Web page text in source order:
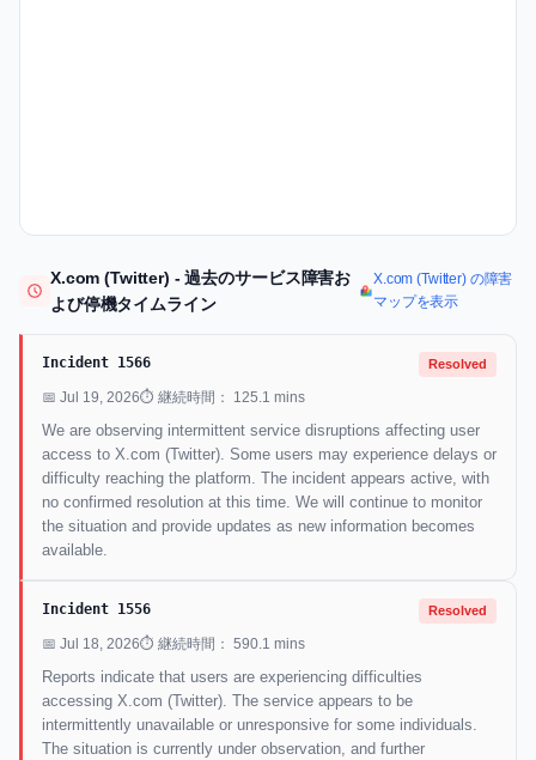
X.com (Twitter) - 過去のサービス障害お
よび停機タイムライン
X.com (Twitter) の障害
マップを表示
Incident 1566 Resolved
📅 Jul 19, 2026⏱ 継続時間： 125.1 mins
We are observing intermittent service disruptions affecting user
access to X.com (Twitter). Some users may experience delays or
difficulty reaching the platform. The incident appears active, with
no confirmed resolution at this time. We will continue to monitor
the situation and provide updates as new information becomes
available.
Incident 1556 Resolved
📅 Jul 18, 2026⏱ 継続時間： 590.1 mins
Reports indicate that users are experiencing difficulties
accessing X.com (Twitter). The service appears to be
intermittently unavailable or unresponsive for some individuals.
The situation is currently under observation, and further